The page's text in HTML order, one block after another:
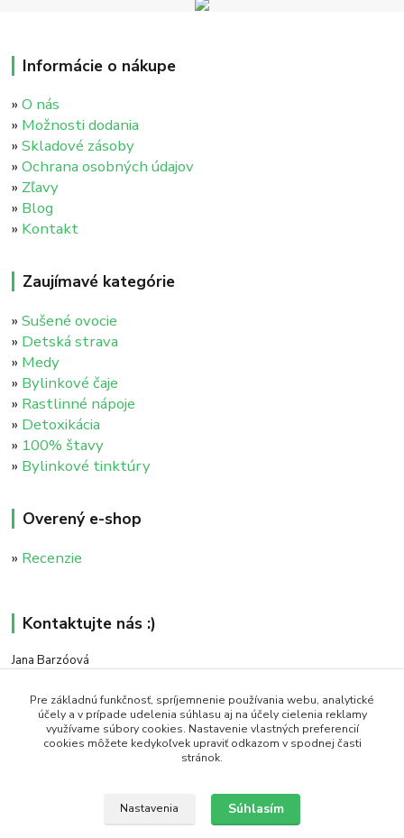
Informácie o nákupe
»O nás
» Možnosti dodania
»Skladové zásoby
»Ochrana osobných údajov
» Zľavy
» Blog
» Kontakt
Zaujímavé kategórie
»Sušené ovocie
» Detská strava
» Medy
» Bylinkové čaje
» Rastlinné nápoje
» Detoxikácia
» 100% štavy
» Bylinkové tinktúry
Overený e-shop
» Recenzie
Kontaktujte nás :)
Jana Barzóová
(PO - PIA, 8:00 - 18:00)
objednavky@naturaj.sk
Pre základnú funkčnosť, spríjemnenie používania webu, analytické
účely a v prípade udelenia súhlasu aj na účely cielenia reklamy
využívame súbory cookies. Nastavenie vlastných preferencií
cookies môžete kedykoľvek upraviť odkazom v spodnej časti
stránok.
Nastavenia Súhlasím